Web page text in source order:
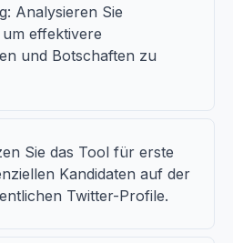
Analysieren Sie
effektivere
und Botschaften zu
Sie das Tool für erste
Kandidaten auf der
Twitter-Profile.